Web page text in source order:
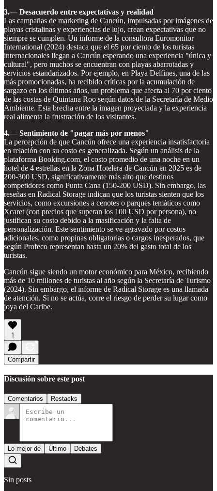
3.— Desacuerdo entre expectativas y realidad
Las campañas de marketing de Cancún, impulsadas por imágenes de
playas cristalinas y experiencias de lujo, crean expectativas que no
siempre se cumplen. Un informe de la consultora Euromonitor
International (2024) destaca que el 65 por ciento de los turistas
internacionales llegan a Cancún esperando una experiencia "única y
cultural", pero muchos se encuentran con playas abarrotadas y
servicios estandarizados. Por ejemplo, en Playa Delfines, una de las
más promocionadas, ha recibido críticas por la acumulación de
sargazo en los últimos años, un problema que afecta al 70 por ciento
de las costas de Quintana Roo según datos de la Secretaría de Medio
Ambiente. Esta brecha entre la imagen proyectada y la experiencia
real alimenta la frustración de los visitantes.
4.— Sentimiento de "pagar más por menos"
La percepción de que Cancún ofrece una experiencia insatisfactoria
en relación con su costo es generalizada. Según un análisis de la
plataforma Booking.com, el costo promedio de una noche en un
hotel de 4 estrellas en la Zona Hotelera de Cancún en 2025 es de
200-300 USD, significativamente más alto que destinos
competidores como Punta Cana (150-200 USD). Sin embargo, las
reseñas en Radical Storage indican que los turistas sienten que los
servicios, como excursiones a cenotes o parques temáticos como
Xcaret (con precios que superan los 100 USD por persona), no
justifican su costo debido a la masificación y la falta de
personalización. Este sentimiento se ve agravado por costos
adicionales, como propinas obligatorias o cargos inesperados, que
según Profeco representan hasta un 20% del gasto total de los
turistas.
Cancún sigue siendo un motor económico para México, recibiendo
más de 10 millones de turistas al año según la Secretaría de Turismo
(2024). Sin embargo, el informe de Radical Storage es una llamada
de atención. Si no se actúa, corre el riesgo de perder su lugar como
joya del Caribe.
1
Compartir
Discusión sobre este post
Comentarios Restacks
Lo mejor de Último Debates
Sin posts